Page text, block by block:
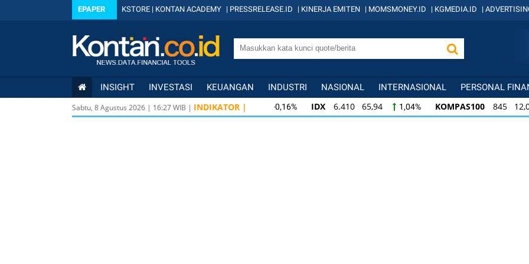
EPAPER KSTORE | KONTAN ACADEMY | PRESSRELEASE.ID | KINERJA EMITEN | MOMSMONEY.ID | KGMEDIA.ID |
INSIGHT INVESTASI KEUANGAN INDUSTRI NASIONAL INTERNASIONAL PERSONAL
Sabtu, 8 Agustus 2026 | 16:27WIB | INDIKATOR | IDX 6.410 65,94 1,04% KOMPAS100 845 12,09
KOMPAS100
845 12,09 1,45% LQ45 640 9,44